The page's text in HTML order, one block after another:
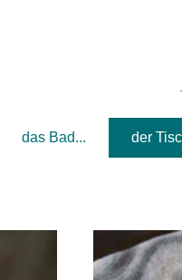
das Bad... der